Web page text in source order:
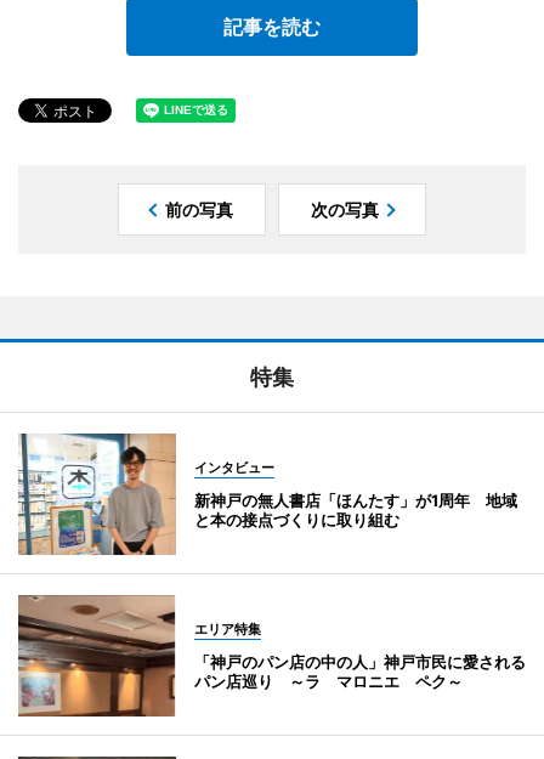
記事を読む
前の写真 次の写真
特集
インタビュー
新神戸の無人書店「ほんたす」が1周年 地域
と本の接点づくりに取り組む
エリア特集
「神戸のパン店の中の人」神戸市民に愛される
パン店巡り ～ラ マロニエ ペク～